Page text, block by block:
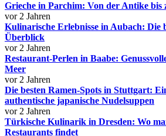
Grieche in Parchim: Von der Antike bis
vor 2 Jahren
Kulinarische Erlebnisse in Aubach: Die
Überblick
vor 2 Jahren
Restaurant-Perlen in Baabe:
Meer
vor 2 Jahren
Die besten Ramen-Spots in Stuttgart:
authentische japanische Nudelsuppen
vor 2 Jahren
Türkische Kulinarik in Dresden: Wo
Restaurants findet